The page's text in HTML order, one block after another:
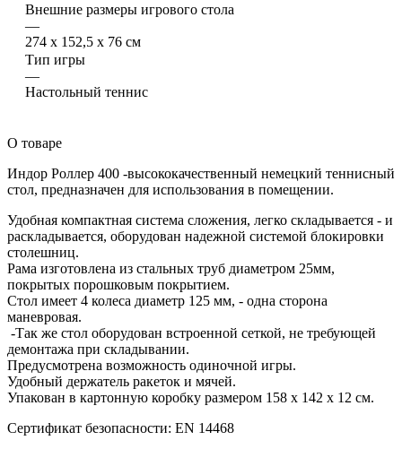
Внешние размеры игрового стола
—
274 х 152,5 х 76 см
Тип игры
—
Настольный теннис
О товаре
Индор Роллер 400 -высококачественный немецкий теннисный
стол, предназначен для использования в помещении.
Удобная компактная система сложения, легко складывается - и
раскладывается, оборудован надежной системой блокировки
столешниц.
Рама изготовлена из стальных труб диаметром 25мм,
покрытых порошковым покрытием.
Стол имеет 4 колеса диаметр 125 мм, - одна сторона
маневровая.
-Так же стол оборудован встроенной сеткой, не требующей
демонтажа при складывании.
Предусмотрена возможность одиночной игры.
Удобный держатель ракеток и мячей.
Упакован в картонную коробку размером 158 х 142 х 12 см.
Сертификат безопасности: EN 14468